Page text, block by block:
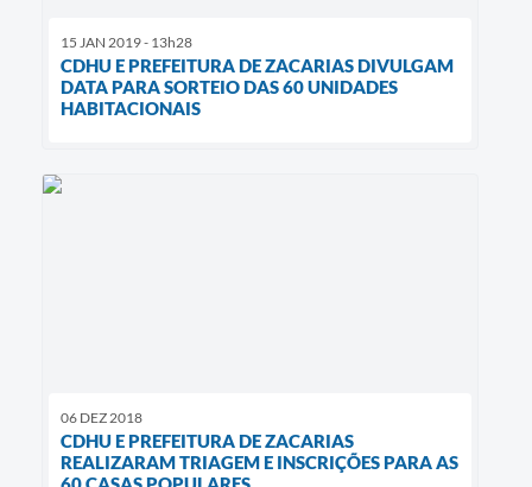
15 JAN 2019 - 13h28
CDHU E PREFEITURA DE ZACARIAS DIVULGAM
DATA PARA SORTEIO DAS 60 UNIDADES
HABITACIONAIS
06 DEZ 2018
CDHU E PREFEITURA DE ZACARIAS
REALIZARAM TRIAGEM E INSCRIÇÕES PARA AS